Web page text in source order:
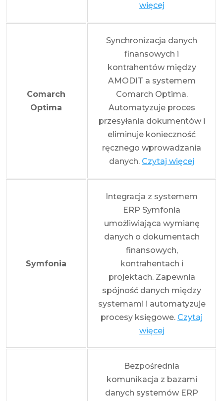
więcej
Comarch
Optima
Synchronizacja danych
finansowych i
kontrahentów między
AMODIT a systemem
Comarch Optima.
Automatyzuje proces
przesyłania dokumentów i
eliminuje konieczność
ręcznego wprowadzania
danych. Czytaj więcej
Symfonia
Integracja z systemem
ERP Symfonia
umożliwiająca wymianę
danych o dokumentach
finansowych,
kontrahentach i
projektach. Zapewnia
spójność danych między
systemami i automatyzuje
procesy księgowe. Czytaj
więcej
Bezpośrednia
komunikacja z bazami
danych systemów ERP